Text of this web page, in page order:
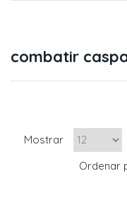
combatir
Mostrar
Ordenar